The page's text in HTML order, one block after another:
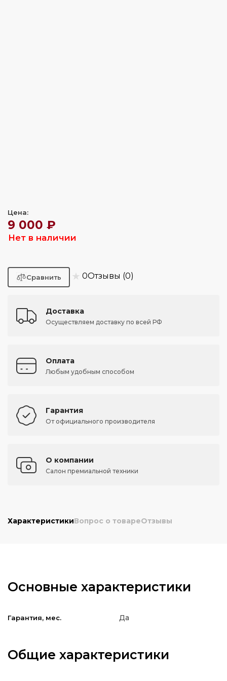
Цена:
9 000 ₽
Нет в наличии
★ 0Отзывы (0)
Доставка
Осуществляем доставку по всей РФ
Оплата
Любым удобным способом
Гарантия
От официального производителя
О компании
Салон премиальной техники
ХарактеристикиВопрос о товареОтзывы
Основные характеристики
Гарантия, мес. Да
Общие характеристики